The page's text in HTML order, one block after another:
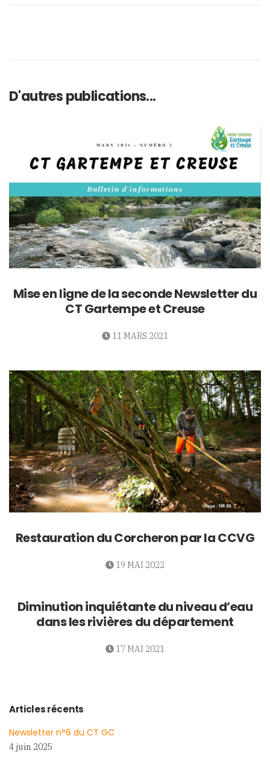
D'autres publications...
Mise en ligne de la seconde Newsletter du
CT Gartempe et Creuse
11 MARS 2021
Restauration du Corcheron par la CCVG
19 MAI 2022
Diminution inquiétante du niveau d’eau
dans les rivières du département
17 MAI 2021
Articles récents
Newsletter n°6 du CT GC
4 juin 2025